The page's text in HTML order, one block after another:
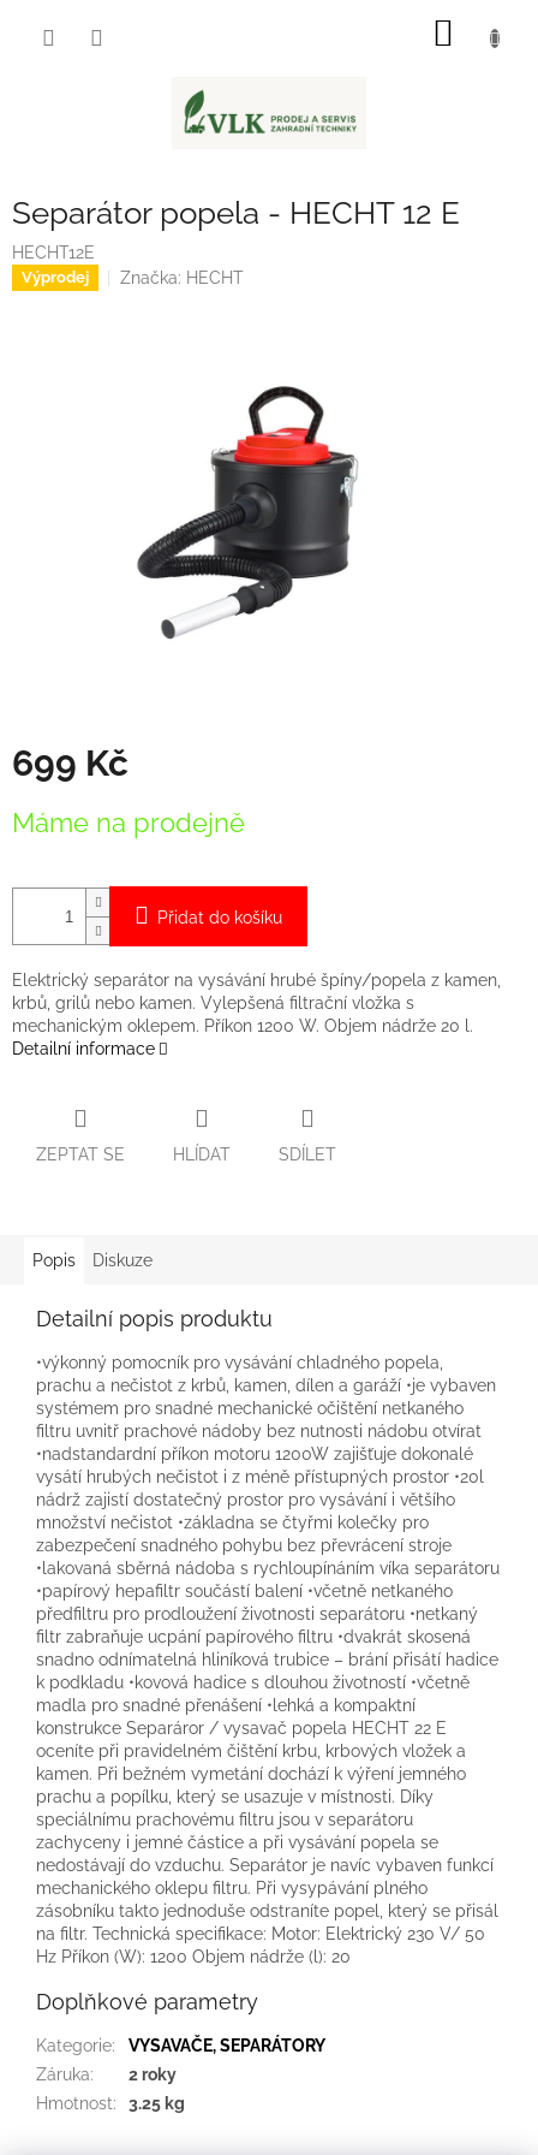
Separátor popela - HECHT 12 E
HECHT12E
Výprodej Značka: HECHT
699 Kč
cena:
Máme na prodejně
Přidat do košíku
Elektrický separátor na vysávání hrubé špíny/popela z kamen,
krbů, grilů nebo kamen. Vylepšená filtrační vložka s
mechanickým oklepem. Příkon 1200 W. Objem nádrže 20 l.
Detailní informace
ZEPTAT SE HLÍDAT SDÍLET
Popis Diskuze
Detailní popis produktu
•výkonný pomocník pro vysávání chladného popela,
prachu a nečistot z krbů, kamen, dílen a garáží •je vybaven
systémem pro snadné mechanické očištění netkaného
filtru uvnitř prachové nádoby bez nutnosti nádobu otvírat
•nadstandardní příkon motoru 1200W zajišťuje dokonalé
vysátí hrubých nečistot i z méně přístupných prostor •20l
nádrž zajistí dostatečný prostor pro vysávání i většího
množství nečistot •základna se čtyřmi kolečky pro
zabezpečení snadného pohybu bez převrácení stroje
•lakovaná sběrná nádoba s rychloupínáním víka separátoru
•papírový hepafiltr součástí balení •včetně netkaného
předfiltru pro prodloužení životnosti separátoru •netkaný
filtr zabraňuje ucpání papírového filtru •dvakrát skosená
snadno odnímatelná hliníková trubice – brání přisátí hadice
k podkladu •kovová hadice s dlouhou životností •včetně
madla pro snadné přenášení •lehká a kompaktní
konstrukce Separáror / vysavač popela HECHT 22 E
oceníte při pravidelném čištění krbu, krbových vložek a
kamen. Při bežném vymetání dochází k výření jemného
prachu a popílku, který se usazuje v místnosti. Díky
speciálnímu prachovému filtru jsou v separátoru
zachyceny i jemné částice a při vysávání popela se
nedostávají do vzduchu. Separátor je navíc vybaven funkcí
mechanického oklepu filtru. Při vysypávání plného
zásobníku takto jednoduše odstraníte popel, který se přisál
na filtr. Technická specifikace: Motor: Elektrický 230 V/ 50
Hz Příkon (W): 1200 Objem nádrže (l): 20
Doplňkové parametry
Kategorie:
VYSAVAČE, SEPARÁTORY
Záruka:
2 roky
Hmotnost: 3.25 kg